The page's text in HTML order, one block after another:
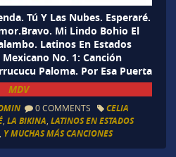
Tú Y Las Nubes. Esperaré.
Mi Lindo Bohio El
Latinos En Estados
No. 1: Canción
Paloma. Por Esa Puerta
MDV
0 COMMENTS
CELIA
, LA BIKINA LATINOS EN ESTADOS
Y MUCHAS MÁS CANCIONES